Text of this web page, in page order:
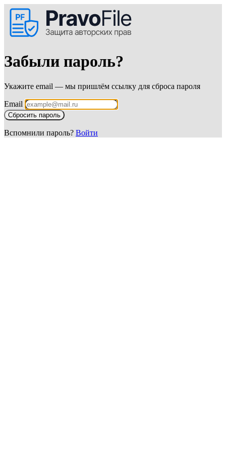
Забыли пароль?
Укажите email — мы пришлём ссылку для сброса пароля
Email
Вспомнили пароль? Войти